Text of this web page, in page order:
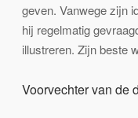
geven. Vanwege zijn
hij regelmatig
illustreren. Zijn beste
Voorvechter van de